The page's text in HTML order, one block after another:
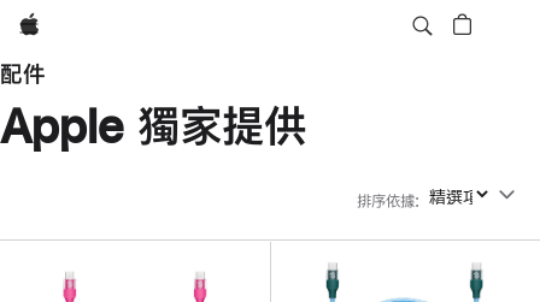
Apple
配件
Apple 獨家提供
排序依據: 排序依據